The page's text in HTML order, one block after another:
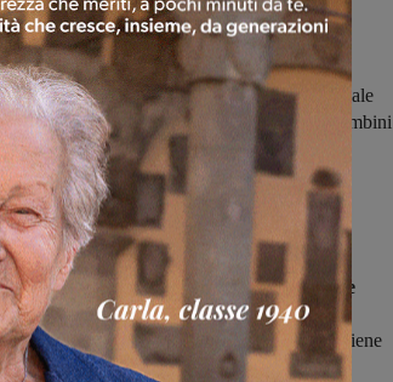
d’istituto
nel pomeriggio in comune a San
incontro per fare il punto sulla situazione attuale
ultime polemiche per i pasti serviti ai bambini
prenderanno parte il Comitato mensa,
i dirigenti scolastici degli Istituti
e Marconi, rappresentanti dei genitori nei
nove anni a gestire il servizio di refezione
e Cavriglia saranno la Camst e la
al momento la realizzazione dei pasti avviene
della Camts, davanti all'IVV,